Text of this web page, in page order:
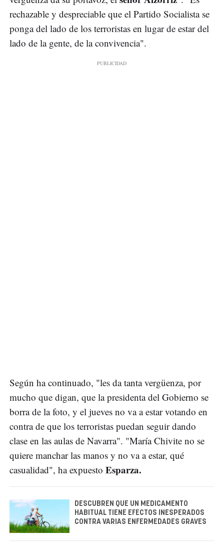
rechazable y despreciable que el Partido Socialista se
ponga del lado de los terroristas en lugar de estar del
lado de la gente, de la convivencia".
Según ha continuado, "les da tanta vergüenza, por
mucho que digan, que la presidenta del Gobierno se
borra de la foto, y el jueves no va a estar votando en
contra de que los terroristas puedan seguir dando
clase en las aulas de Navarra". "María Chivite no se
quiere manchar las manos y no va a estar, qué
casualidad", ha expuesto Esparza.
DESCUBREN QUE UN MEDICAMENTO
HABITUAL TIENE EFECTOS INESPERADOS
CONTRA VARIAS ENFERMEDADES GRAVES